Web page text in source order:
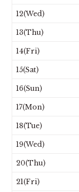
12(Wed)
13(Thu)
14(Fri)
15(Sat)
16(Sun)
17(Mon)
18(Tue)
19(Wed)
20(Thu)
21(Fri)